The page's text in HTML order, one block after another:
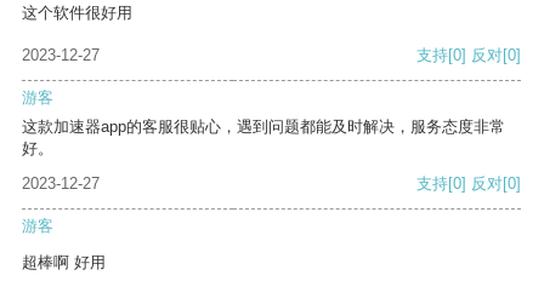
这个软件很好用
2023-12-27 支持[0] 反对[0]
游客
这款加速器app的客服很贴心，遇到问题都能及时解决，服务态度非常
好。
2023-12-27
支持[0] 反对[0]
游客
超棒啊 好用